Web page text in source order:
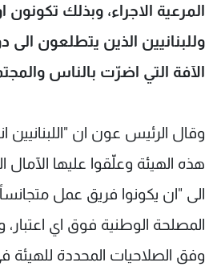
المرعية الاجراء، وبذلك
وللبنانيين الذين يتطلعون
الآفة التي اضرّت بالناس
وقال الرئيس عون ان "اللبنانيين
هذه الهيئة وعلّقوا عليها الآمال
الى "ان يكونوا فريق عمل
المصلحة الوطنية فوق اي اعتبار،
وفق الصلاحيات المحددة للهيئة